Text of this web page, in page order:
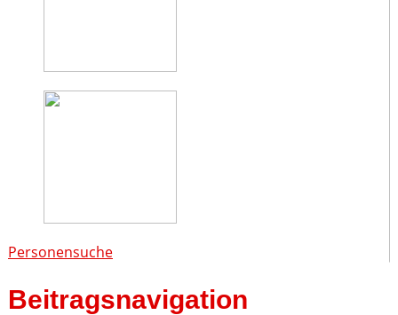
Personensuche
Beitragsnavigation